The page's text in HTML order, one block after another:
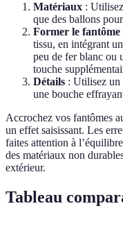
Matériaux :
que des ballons
Former le fantôme
tissu, en intégrant
peu de fer blanc ou
touche
Détails : Utilisez un
une bouche
Accrochez vos fantômes
un effet saisissant. Les
faites attention à
des matériaux non
extérieur.
Tableau